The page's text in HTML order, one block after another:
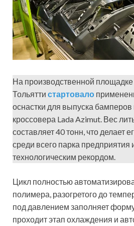
На производственной
Тольятти стартовало
оснастки для выпуска
кроссовера Lada Azimut. Вес
составляет 40 тонн, что делает
среди всего парка
технологическим рекордом.
Цикл полностью
полимера, разогретого до
под давлением заполняет
проходит этап охлаждения и